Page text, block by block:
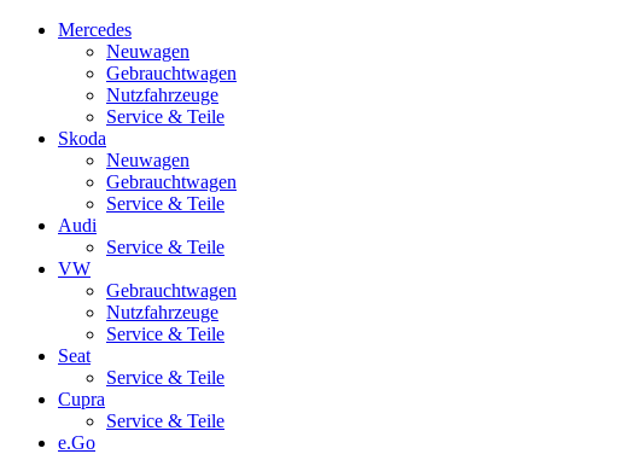
Mercedes
Neuwagen
Gebrauchtwagen
Nutzfahrzeuge
Service & Teile
Skoda
Neuwagen
Gebrauchtwagen
Service & Teile
Audi
Service & Teile
VW
Gebrauchtwagen
Nutzfahrzeuge
Service & Teile
Seat
Service & Teile
Cupra
Service & Teile
e.Go